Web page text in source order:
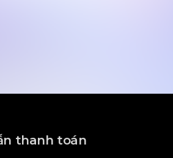
thanh toán